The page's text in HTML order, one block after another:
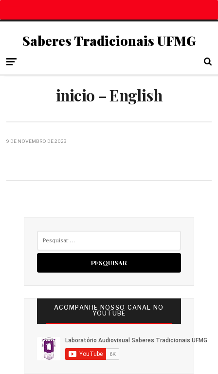
Saberes Tradicionais UFMG
inicio – English
9 DE NOVEMBRO DE 2023
ACOMPANHE NOSSO CANAL NO
YOUTUBE